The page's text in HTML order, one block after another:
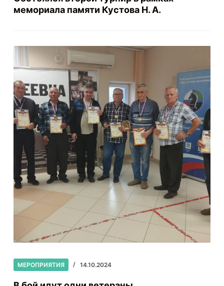
мемориала памяти Кустова Н. А.
МЕРОПРИЯТИЯ 14.10.2024